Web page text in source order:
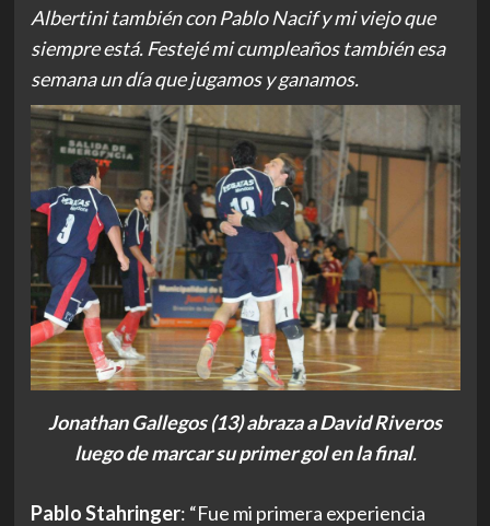
Albertini también con Pablo Nacif y mi viejo que
siempre está. Festejé mi cumpleaños también esa
semana un día que jugamos y ganamos.
Jonathan Gallegos (13) abraza a David Riveros
luego de marcar su primer gol en la final.
Pablo Stahringer: “Fue mi primera experiencia